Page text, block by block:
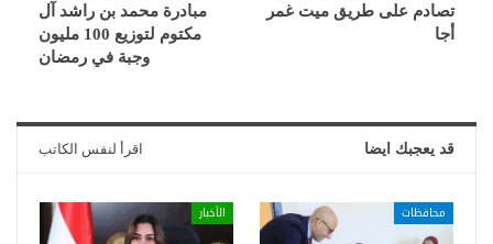
تصادم على طريق ميت غمر
أجا
مبادرة محمد بن راشد آل
مكتوم لتوزيع 100 مليون
وجبة في رمضان
قد يعجبك ايضا اقرأ لنفس الكاتب
محافظات الأخبار